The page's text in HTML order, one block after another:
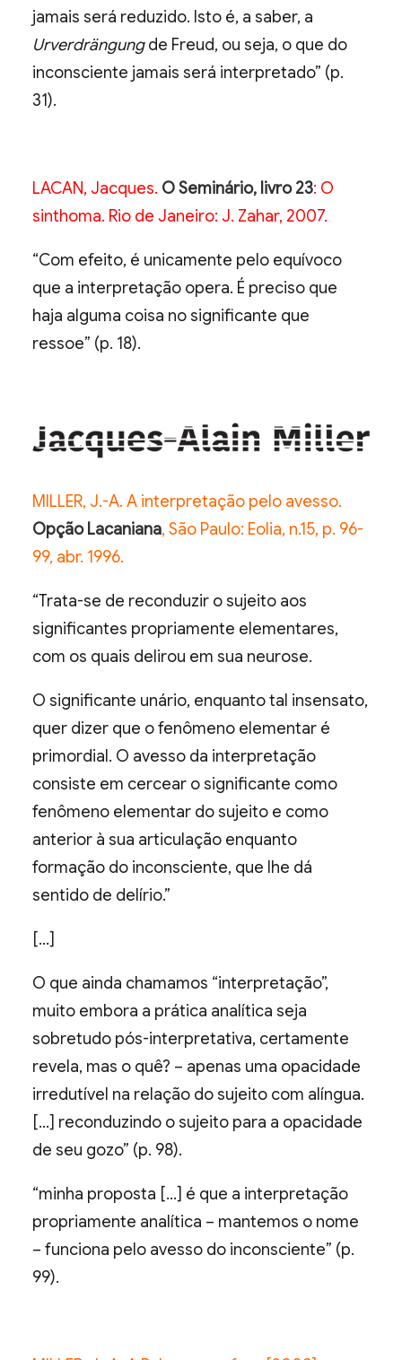
jamais será reduzido. Isto é, a saber, a
Urverdrängungde Freud, ou seja, o que do
inconsciente jamais será interpretado” (p.
31).
LACAN, Jacques. O Seminário, livro 23: O
sinthoma. Rio de Janeiro: J. Zahar, 2007.
“Com efeito, é unicamente pelo equívoco
que a interpretação opera. É preciso que
haja alguma coisa no significante que
ressoe” (p. 18).
MILLER, J.-A. A interpretação pelo avesso.
Opção Lacaniana, São Paulo: Eolia, n.15, p. 96-
99, abr. 1996.
“Trata-se de reconduzir o sujeito aos
significantes propriamente elementares,
com os quais delirou em sua neurose.
O significante unário, enquanto tal insensato,
quer dizer que o fenômeno elementar é
primordial. O avesso da interpretação
consiste em cercear o significante como
fenômeno elementar do sujeito e como
anterior à sua articulação enquanto
formação do inconsciente, que lhe dá
sentido de delírio.”
[…]
O que ainda chamamos “interpretação”,
muito embora a prática analítica seja
sobretudo pós-interpretativa, certamente
revela, mas o quê? – apenas uma opacidade
irredutível na relação do sujeito com alíngua.
[…] reconduzindo o sujeito para a opacidade
de seu gozo” (p. 98).
“minha proposta […] é que a interpretação
propriamente analítica – mantemos o nome
– funciona pelo avesso do inconsciente” (p.
99).